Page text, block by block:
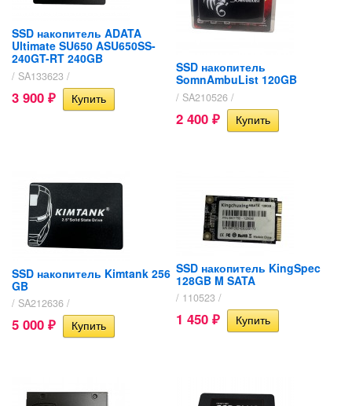
SSD накопитель ADATA
Ultimate SU650 ASU650SS-
240GT-RT 240GB
/ SA133623 /
3 900 ₽
SSD накопитель
SomnAmbuList 120GB
/ SA210526 /
2 400 ₽
SSD накопитель Kimtank 256
GB
/ SA212636 /
5 000 ₽
SSD накопитель KingSpec
128GB M SATA
/ 110523 /
1 450 ₽